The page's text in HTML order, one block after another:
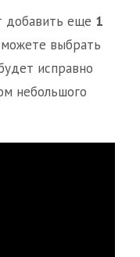
добавить еще 1
выбрать
исправно
небольшого